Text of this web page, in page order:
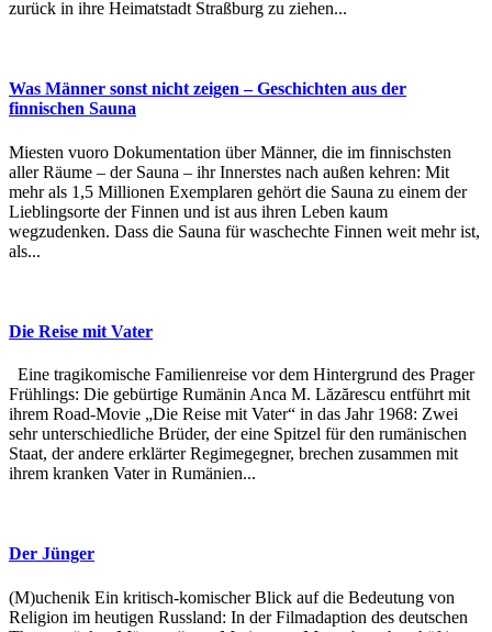
zurück in ihre Heimatstadt Straßburg zu ziehen...
Was Männer sonst nicht zeigen – Geschichten aus der
finnischen Sauna
Miesten vuoro Dokumentation über Männer, die im finnischsten
aller Räume – der Sauna – ihr Innerstes nach außen kehren: Mit
mehr als 1,5 Millionen Exemplaren gehört die Sauna zu einem der
Lieblingsorte der Finnen und ist aus ihren Leben kaum
wegzudenken. Dass die Sauna für waschechte Finnen weit mehr ist,
als...
Die Reise mit Vater
Eine tragikomische Familienreise vor dem Hintergrund des Prager
Frühlings: Die gebürtige Rumänin Anca M. Lăzărescu entführt mit
ihrem Road-Movie „Die Reise mit Vater“ in das Jahr 1968: Zwei
sehr unterschiedliche Brüder, der eine Spitzel für den rumänischen
Staat, der andere erklärter Regimegegner, brechen zusammen mit
ihrem kranken Vater in Rumänien...
Der Jünger
(M)uchenik Ein kritisch-komischer Blick auf die Bedeutung von
Religion im heutigen Russland: In der Filmadaption des deutschen